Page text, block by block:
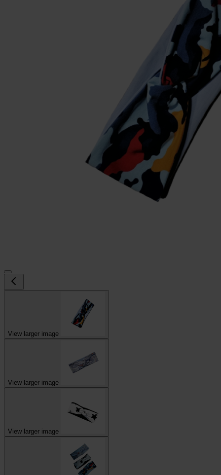
View larger image
View larger image
View larger image